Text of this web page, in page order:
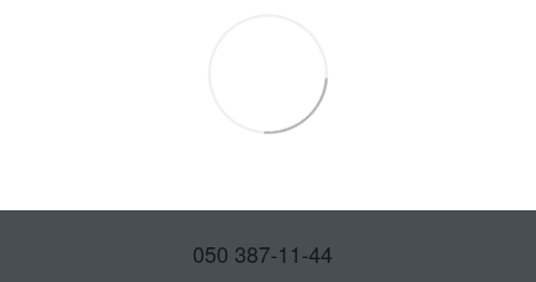
050 387-11-44